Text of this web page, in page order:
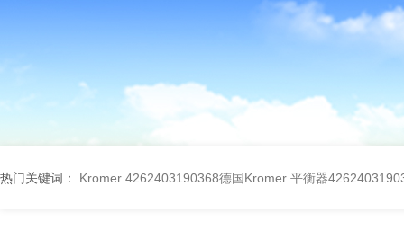
热门关键词： Kromer 4262403190368德国Kromer 平衡器